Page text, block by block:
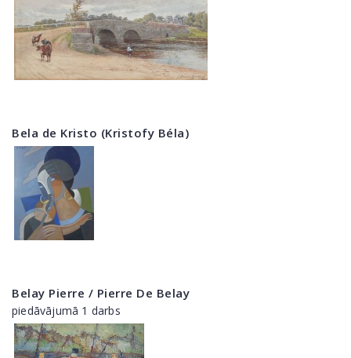
Bela de Kristo (Kristofy Béla)
Belay Pierre / Pierre De Belay
piedāvājumā 1 darbs